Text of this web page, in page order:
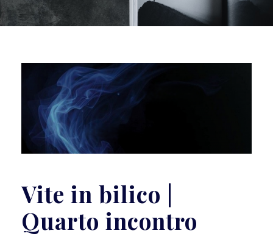
Vite in bilico |
Quarto incontro